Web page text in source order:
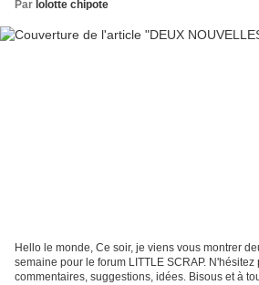
Par lolotte chipote
Hello le monde, Ce soir, je viens vous montrer
semaine pour le forum LITTLE SCRAP.
commentaires, suggestions, idées. Bisous et à